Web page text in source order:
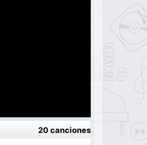
20 canciones